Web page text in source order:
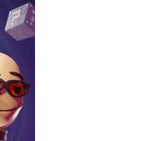
auf, wo ihr Eure
nur das drin,